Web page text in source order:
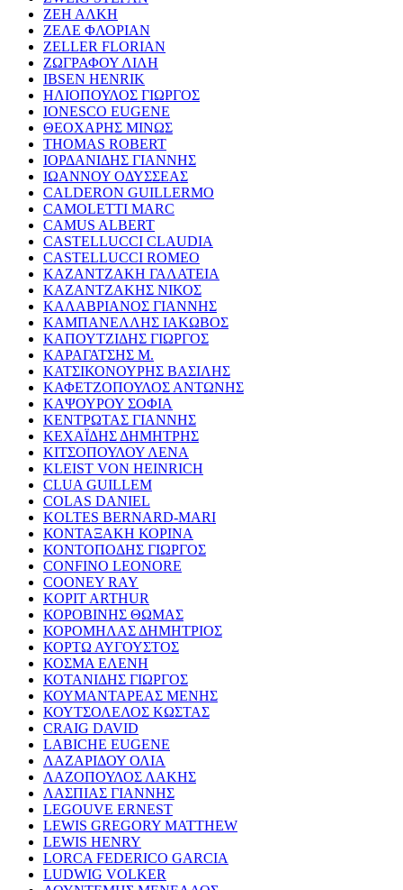
ΖΕΗ ΑΛΚΗ
ΖΕΛΕ ΦΛΟΡΙΑΝ
ZELLER FLORIAN
ΖΩΓΡΑΦΟΥ ΛΙΛΗ
IBSEN HENRIK
ΗΛΙΟΠΟΥΛΟΣ ΓΙΩΡΓΟΣ
IONESCO EUGENE
ΘΕΟΧΑΡΗΣ ΜΙΝΩΣ
THOMAS ROBERT
ΙΟΡΔΑΝΙΔΗΣ ΓΙΑΝΝΗΣ
ΙΩΑΝΝΟΥ ΟΔΥΣΣΕΑΣ
CALDERON GUILLERMO
CAMOLETTI MARC
CAMUS ALBERT
CASTELLUCCI CLAUDIA
CASTELLUCCI ROMEO
ΚΑΖΑΝΤΖΑΚΗ ΓΑΛΑΤΕΙΑ
ΚΑΖΑΝΤΖΑΚΗΣ ΝΙΚΟΣ
ΚΑΛΑΒΡΙΑΝΟΣ ΓΙΑΝΝΗΣ
ΚΑΜΠΑΝΕΛΛΗΣ ΙΑΚΩΒΟΣ
ΚΑΠΟΥΤΖΙΔΗΣ ΓΙΩΡΓΟΣ
ΚΑΡΑΓΑΤΣΗΣ Μ.
ΚΑΤΣΙΚΟΝΟΥΡΗΣ ΒΑΣΙΛΗΣ
ΚΑΦΕΤΖΟΠΟΥΛΟΣ ΑΝΤΩΝΗΣ
ΚΑΨΟΥΡΟΥ ΣΟΦΙΑ
ΚΕΝΤΡΩΤΑΣ ΓΙΑΝΝΗΣ
ΚΕΧΑΪΔΗΣ ΔΗΜΗΤΡΗΣ
ΚΙΤΣΟΠΟΥΛΟΥ ΛΕΝΑ
KLEIST VON HEINRICH
CLUA GUILLEM
COLAS DANIEL
KOLTES BERNARD-MARI
ΚΟΝΤΑΞΑΚΗ ΚΟΡΙΝΑ
ΚΟΝΤΟΠΟΔΗΣ ΓΙΩΡΓΟΣ
CONFINO LEONORE
COONEY RAY
KOPIT ARTHUR
ΚΟΡΟΒΙΝΗΣ ΘΩΜΑΣ
ΚΟΡΟΜΗΛΑΣ ΔΗΜΗΤΡΙΟΣ
ΚΟΡΤΩ ΑΥΓΟΥΣΤΟΣ
ΚΟΣΜΑ ΕΛΕΝΗ
ΚΟΤΑΝΙΔΗΣ ΓΙΩΡΓΟΣ
ΚΟΥΜΑΝΤΑΡΕΑΣ ΜΕΝΗΣ
ΚΟΥΤΣΟΛΕΛΟΣ ΚΩΣΤΑΣ
CRAIG DAVID
LABICHE EUGENE
ΛΑΖΑΡΙΔΟΥ ΟΛΙΑ
ΛΑΖΟΠΟΥΛΟΣ ΛΑΚΗΣ
ΛΑΣΠΙΑΣ ΓΙΑΝΝΗΣ
LEGOUVE ERNEST
LEWIS GREGORY MATTHEW
LEWIS HENRY
LORCA FEDERICO GARCIA
LUDWIG VOLKER